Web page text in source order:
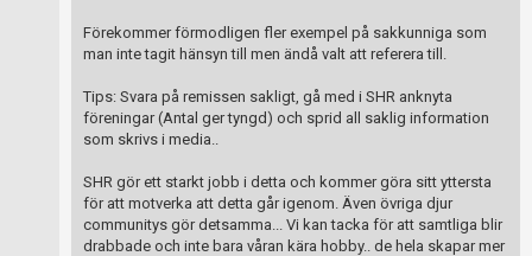
Förekommer förmodligen fler exempel på sakkunniga som
man inte tagit hänsyn till men ändå valt att referera till.
Tips: Svara på remissen sakligt, gå med i SHR anknyta
föreningar (Antal ger tyngd) och sprid all saklig information
som skrivs i media..
SHR gör ett starkt jobb i detta och kommer göra sitt yttersta
för att motverka att detta går igenom. Även övriga djur
communitys gör detsamma... Vi kan tacka för att samtliga blir
drabbade och inte bara våran kära hobby.. de hela skapar mer